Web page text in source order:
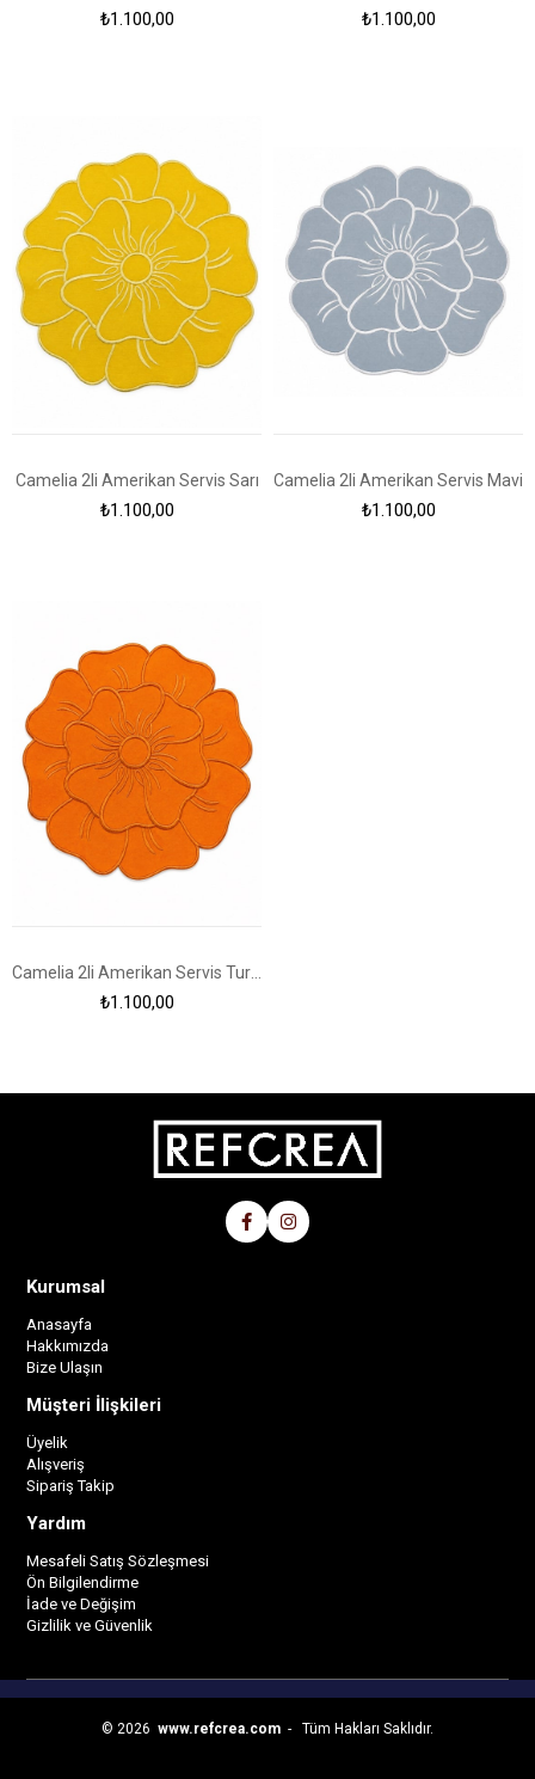
₺1.100,00 ₺1.100,00
Camelia 2li Amerikan Servis Sarı
₺1.100,00
Camelia 2li Amerikan Servis Mavi
₺1.100,00
₺1.100,00
Kurumsal
Anasayfa
Hakkımızda
Bize Ulaşın
Müşteri İlişkileri
Üyelik
Alışveriş
Sipariş Takip
Yardım
Mesafeli Satış Sözleşmesi
Ön Bilgilendirme
İade ve Değişim
Gizlilik ve Güvenlik
© 2026 www.refcrea.com - Tüm Hakları Saklıdır.